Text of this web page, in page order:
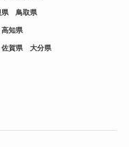
県 鳥取県
高知県
佐賀県 大分県